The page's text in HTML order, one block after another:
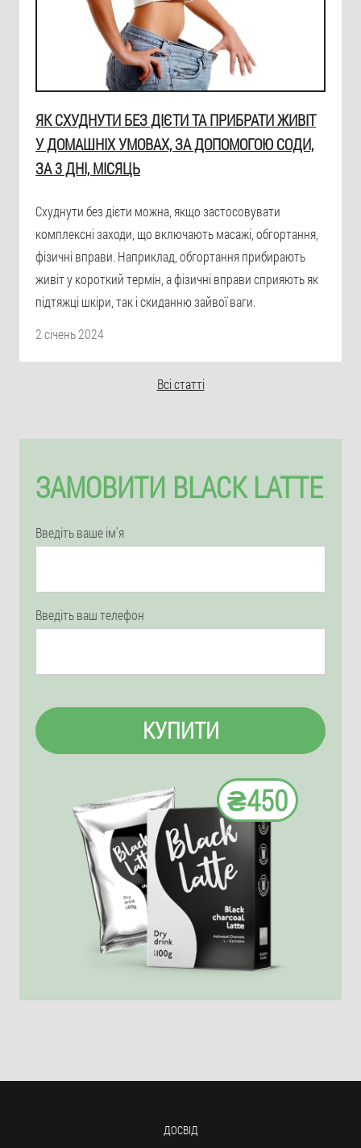
ЯК СХУДНУТИ БЕЗ ДІЄТИ ТА ПРИБРАТИ ЖИВІТ
У ДОМАШНІХ УМОВАХ, ЗА ДОПОМОГОЮ СОДИ,
ЗА 3 ДНІ, МІСЯЦЬ
Схуднути без дієти можна, якщо застосовувати
комплексні заходи, що включають масажі, обгортання,
фізичні вправи. Наприклад, обгортання прибирають
живіт у короткий термін, а фізичні вправи сприяють як
підтяжці шкіри, так і скиданню зайвої ваги.
2 січень 2024
Всі статті
ЗАМОВИТИ BLACK LATTE
Введіть ваше ім'я
Введіть ваш телефон
КУПИТИ
₴450
ДОСВІД